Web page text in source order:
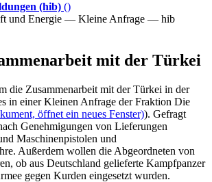
(hib) ()
und Energie — Kleine Anfrage — hib
mit der Türkei
die Zusammenarbeit mit der Türkei in der
in einer Kleinen Anfrage der Fraktion Die
öffnet ein neues Fenster)). Gefragt
Genehmigungen von Lieferungen
Maschinenpistolen und
Außerdem wollen die Abgeordneten von
ob aus Deutschland gelieferte Kampfpanzer
gegen Kurden eingesetzt wurden.